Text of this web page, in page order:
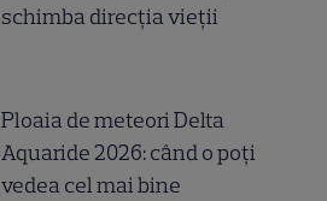
schimba direcția vieții
Ploaia de meteori Delta
Aquaride 2026: când o poți
vedea cel mai bine